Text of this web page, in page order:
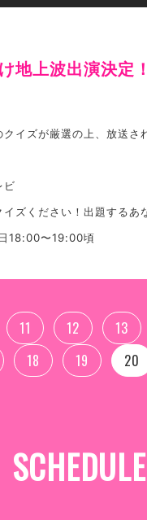
地上波出演決定
イズが厳選の上、放送さ
ビ
ズください！出題するあ
18:00〜19:00頃
11 12 13
18 19 20
SCHEDULE